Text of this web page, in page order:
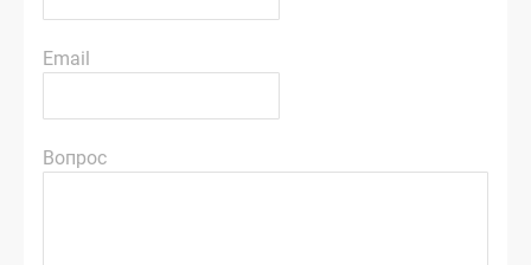
Email
Вопрос